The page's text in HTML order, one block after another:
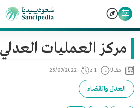
مركز العمليات العدلي
مقالة 1 د 25/07/2022
العدل والقضاء